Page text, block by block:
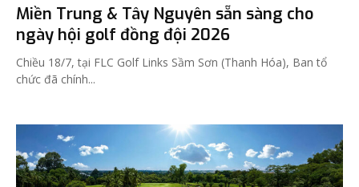
Miền Trung & Tây Nguyên sẵn sàng cho
ngày hội golf đồng đội 2026
Chiều 18/7, tại FLC Golf Links Sầm Sơn (Thanh Hóa), Ban tổ
chức đã chính...